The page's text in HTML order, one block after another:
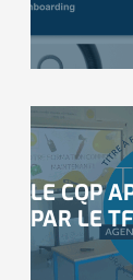
LE CQP
PAR LE